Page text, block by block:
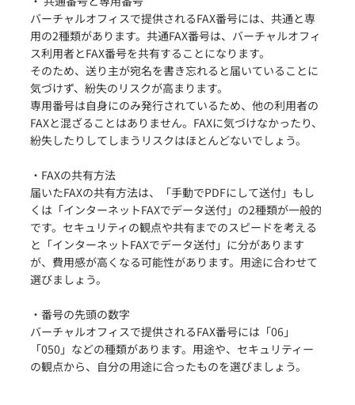
バーチャルオフィスで提供されるFAX番号には、共通と専
用の2種類があります。共通FAX番号は、バーチャルオフィ
ス利用者とFAX番号を共有することになります。
そのため、送り主が宛名を書き忘れると届いていることに
気づけず、紛失のリスクが高まります。
専用番号は自身にのみ発行されているため、他の利用者の
FAXと混ざることはありません。FAXに気づけなかったり、
紛失したりしてしまうリスクはほとんどないでしょう。
・FAXの共有方法
届いたFAXの共有方法は、「手動でPDFにして送付」もし
くは「インターネットFAXでデータ送付」の2種類が一般的
です。セキュリティの観点や共有までのスピードを考える
と「インターネットFAXでデータ送付」に分があります
が、費用感が高くなる可能性があります。用途に合わせて
選びましょう。
・番号の先頭の数字
バーチャルオフィスで提供されるFAX番号には「06」
「050」などの種類があります。用途や、セキュリティー
の観点から、自分の用途に合ったものを選びましょう。